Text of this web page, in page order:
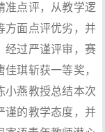
准点评，从教学逻
方面点评优劣，并
经过严谨评审，赛
琪斩获一等奖，
小燕教授总结本次
谨的教学态度，并